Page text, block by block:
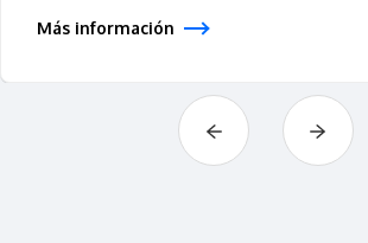
Más información